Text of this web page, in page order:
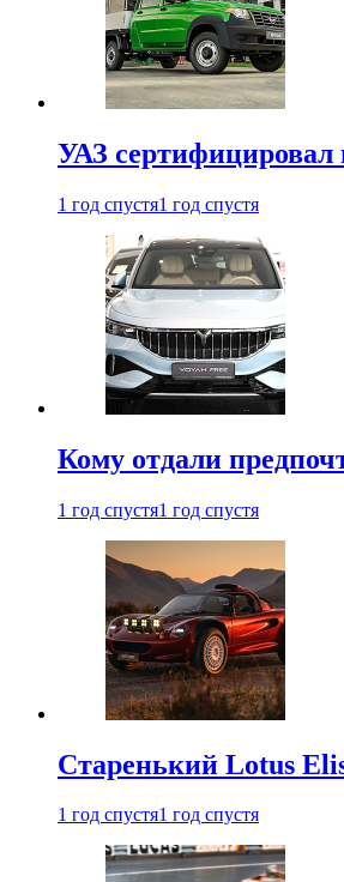
УАЗ
1 год спустя1 год спустя
Кому отдали
1 год спустя1 год спустя
Старенький Lotus
1 год спустя1 год спустя